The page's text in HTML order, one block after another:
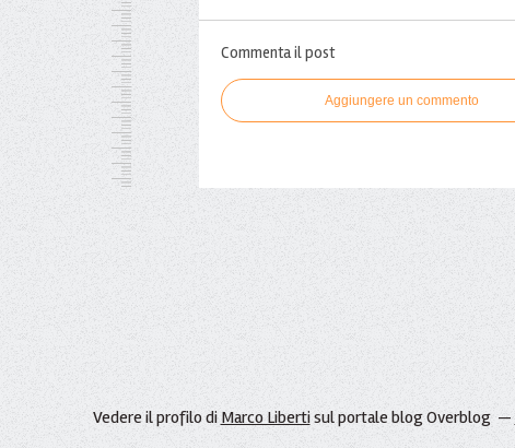
Commenta il post
Aggiungere un commento
Vedere il profilo di Marco Libertisul portale blog Overblog